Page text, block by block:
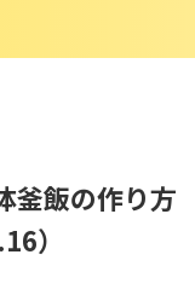
釜飯の作り方
）